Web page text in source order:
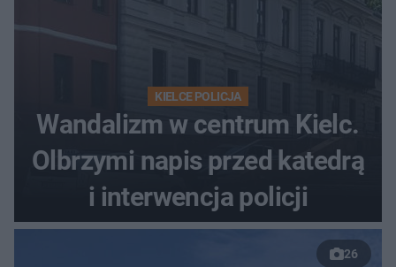
KIELCE POLICJA
Wandalizm w centrum Kielc.
Olbrzymi napis przed katedrą
i interwencja policji
26